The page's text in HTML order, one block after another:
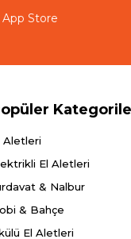
App Store
Aletleri
El Aletleri
& Nalbur
& Bahçe
El Aletleri